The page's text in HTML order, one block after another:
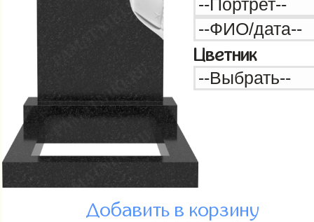
Цветник
Добавить в корзину